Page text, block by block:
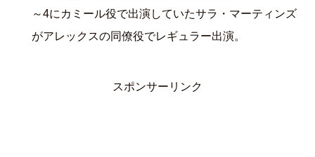
～4にカミール役で出演していたサラ・マーティンズ
がアレックスの同僚役でレギュラー出演。
スポンサーリンク